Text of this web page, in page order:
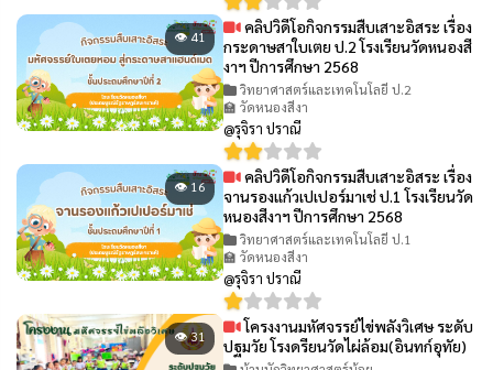
👁 41
คลิปวิดีโอกิจกรรมสืบเสาะอิสระ เรื่อง
กระดาษสาใบเตย ป.2 โรงเรียนวัดหนองสี
งาฯ ปีการศึกษา 2568
วิทยาศาสตร์และเทคโนโลยี ป.2
🏫 วัดหนองสีงา
@รุจิรา ปราณี
👁 16
คลิปวิดีโอกิจกรรมสืบเสาะอิสระ เรื่อง
จานรองแก้วเปเปอร์มาเช่ ป.1 โรงเรียนวัด
หนองสีงาฯ ปีการศึกษา 2568
วิทยาศาสตร์และเทคโนโลยี ป.1
🏫 วัดหนองสีงา
@รุจิรา ปราณี
👁 31
โครงงานมหัศจรรย์ไข่พลังวิเศษ ระดับ
ปฐมวัย โรงดรียนวัดไผ่ล้อม(อินทก์อุทัย)